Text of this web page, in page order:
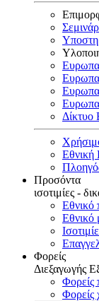
Δίκτυο
Εθνική
Προσόντα
ισοτιμίες -
Εθνικό
Εθνικό
Φορείς
Διεξαγωγής
Φορείς
Φορείς